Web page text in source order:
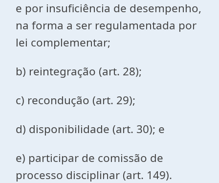
e por insuficiência de desempenho,
na forma a ser regulamentada por
lei complementar;
b) reintegração (art. 28);
c) recondução (art. 29);
d) disponibilidade (art. 30); e
e) participar de comissão de
processo disciplinar (art. 149).